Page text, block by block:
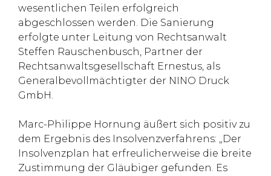
wesentlichen Teilen erfolgreich
abgeschlossen werden. Die Sanierung
erfolgte unter Leitung von Rechtsanwalt
Steffen Rauschenbusch, Partner der
Rechtsanwaltsgesellschaft Ernestus, als
Generalbevollmächtigter der NINO Druck
GmbH.
Marc-Philippe Hornung äußert sich positiv zu
dem Ergebnis des Insolvenzverfahrens: „Der
Insolvenzplan hat erfreulicherweise die breite
Zustimmung der Gläubiger gefunden. Es